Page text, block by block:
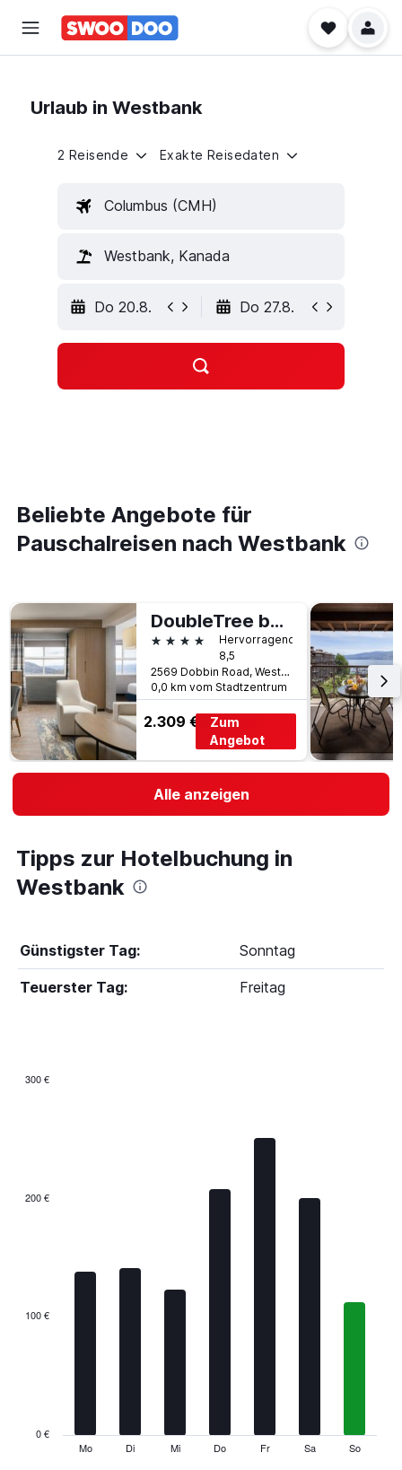
Urlaub in Westbank
2 Reisende Exakte Reisedaten
Columbus (CMH)
Westbank, Kanada
Do 20.8. Do 27.8.
Beliebte Angebote für
Pauschalreisen nach Westbank
DoubleTree by Hilton West Kelowna
4 Sterne
Hervorragend
8,5
2569 Dobbin Road, Westbank, BC, Kanada
0,0 km vom Stadtzentrum
2.309 €
Zum
Angebot
Alle anzeigen
Tipps zur Hotelbuchung in
Westbank
Günstigster Tag: Sonntag
Teuerster Tag: Freitag
The
categories.
Mo Di Mi Do Fr Sa So
0 €
100 €
200 €
300 €